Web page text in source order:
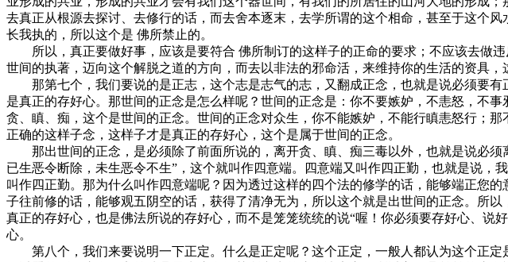
去真正从根源去探讨、去修行的话，而去舍本逐末，去学所谓的这个相命，甚至于这个
长我执的，所以这个是 佛所禁止的。
所以，真正要做好事，应该是要符合 佛所制订的这样子的正命的要求；不应该去做
世间的执著，迈向这个解脱之道的方向，而去以非法的邪命活，来维持你的生活的资具
那第七个，我们要说的是正志，这个志是志气的志，又翻成正念，也就是说必须要有
是真正的存好心。那世间的正念是怎么样呢？世间的正念是：你不要嫉妒，不恚怒，不
贪、瞋、痴，这个是世间的正念。世间的正念对众生，你不能嫉妒，不能行瞋恚怒行；
正确的这样子念，这样子才是真正的存好心，这个是属于世间的正念。
那出世间的正念，是必须除了前面所说的，离开贪、瞋、痴三毒以外，也就是说必须
已生恶令断除，未生恶令不生”，这个就叫作四意端。四意端又叫作四正勤，也就是说
叫作四正勤。那为什么叫作四意端呢？因为透过这样的四个法的修学的话，能够端正您
子往前修的话，能够观五阴空的话，获得了清净无为，所以这个就是出世间的正念。所
真正的存好心，也是佛法所说的存好心，而不是笼笼统统的说“喔！你必须要存好心、
心。
第八个，我们来要说明一下正定。什么是正定呢？这个正定，一般人都认为这个正定